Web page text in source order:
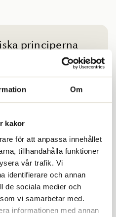
Om
kakor
för att anpassa innehållet
tillhandahålla funktioner
vår trafik. Vi
identifierare och annan
de sociala medier och
vi samarbetar med.
informationen med annan
principerna
i Norden
organ för yrkesetiska frågor.
psykologs yrkesetiska
bara ärenden som rör
i förbundet.
och om Etikrådets